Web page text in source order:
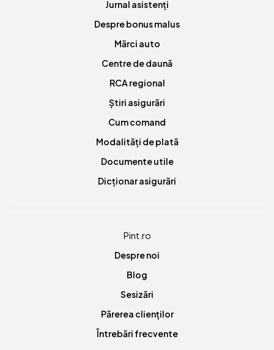
Jurnal asistenți
Despre bonus malus
Mărci auto
Centre de daună
RCA regional
Știri asigurări
Cum comand
Modalități de plată
Documente utile
Dicționar asigurări
Pint.ro
Despre noi
Blog
Sesizări
Părerea clienților
Întrebări frecvente